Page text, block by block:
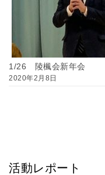
1/26 陵楓会新年会
2020年2月8日
活動レポート